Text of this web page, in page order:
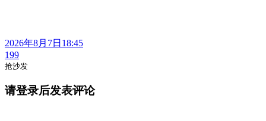
2026年8月7日18:45
199
抢沙发
请登录后发表评论